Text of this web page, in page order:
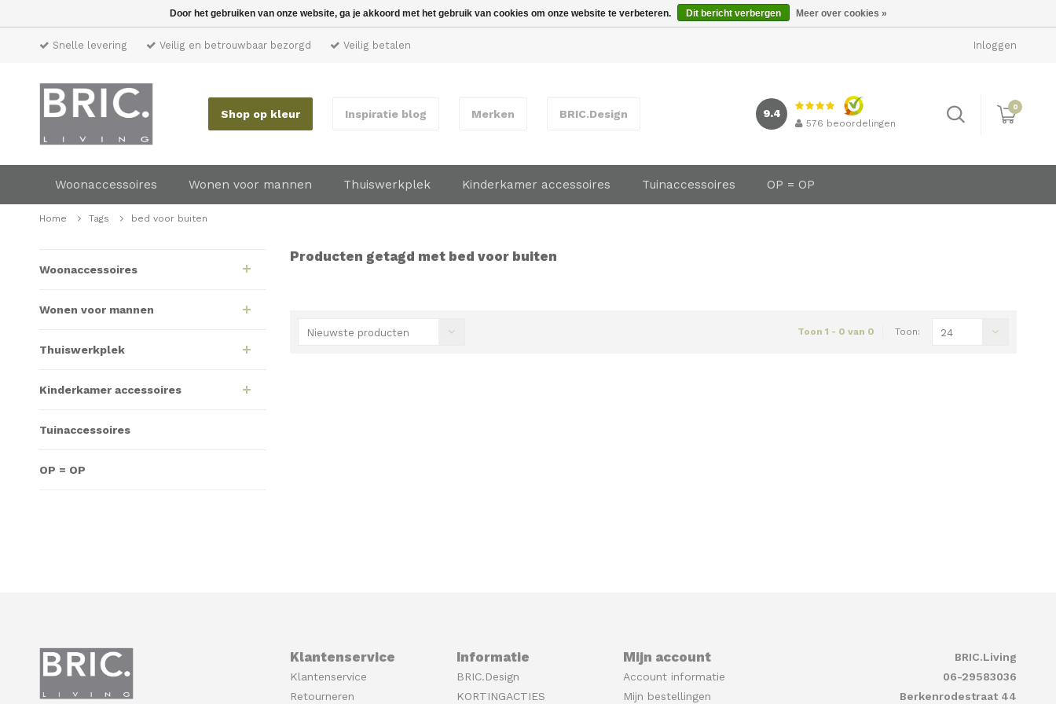
Snelle levering Veilig en betrouwbaar bezorgd Veilig betalen Inloggen
Shop op kleur Inspiratie blog Merken BRIC.Design 9.4
576 beoordelingen
0
Woonaccessoires Wonen voor mannen Thuiswerkplek Kinderkamer accessoires Tuinaccessoires OP = OP
Home Tags bed voor buiten
Woonaccessoires
Wonen voor mannen
Thuiswerkplek
Kinderkamer accessoires
Tuinaccessoires
OP = OP
Producten getagd met bed voor buiten
Nieuwste producten Toon 1 - 0 van 0 Toon: 24
Klantenservice
Klantenservice
Retourneren
Informatie
BRIC.Design
KORTINGACTIES
Mijn account
Account informatie
Mijn bestellingen
BRIC.Living
06-29583036
Berkenrodestraat 44
Door het gebruiken van onze website, ga je akkoord met het gebruik van cookies om onze website te verbeteren. Dit bericht verbergen Meer over cookies »